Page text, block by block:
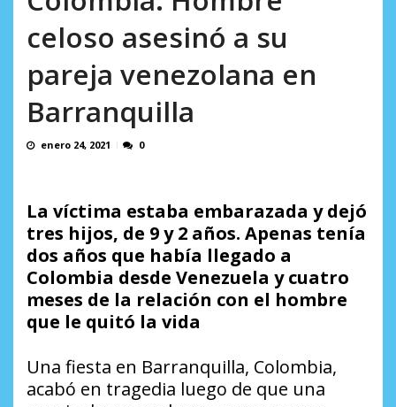
celoso asesinó a su
pareja venezolana en
Barranquilla
enero 24, 2021 0
La víctima estaba embarazada y dejó
tres hijos, de 9 y 2 años. Apenas tenía
dos años que había llegado a
Colombia desde Venezuela y cuatro
meses de la relación con el hombre
que le quitó la vida
Una fiesta en Barranquilla, Colombia,
acabó en tragedia luego de que una